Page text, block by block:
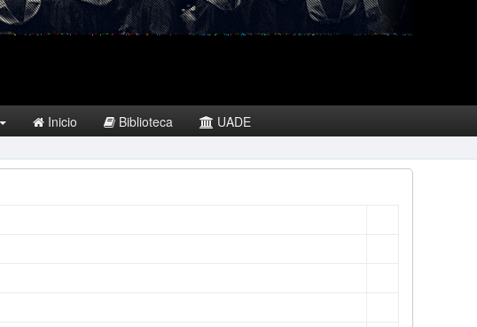
Inicio Biblioteca
UADE